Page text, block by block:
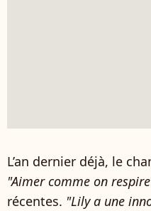
L’an dernier déjà, le
"Aimer comme on respire
récentes. "Lily a une